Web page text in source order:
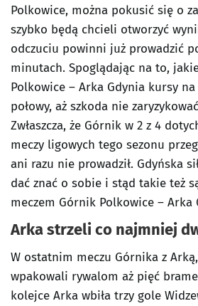
Polkowice, można pokusić się o
szybko będą chcieli otworzyć
odczuciu powinni już prowadzić
minutach. Spoglądając na to,
Polkowice – Arka Gdynia kursy
połowy, aż szkoda nie
Zwłaszcza, że Górnik w 2 z 4
meczy ligowych tego sezonu
ani razu nie prowadził. Gdyńska
dać znać o sobie i stąd takie też
meczem Górnik Polkowice – Arka
Arka strzeli co najmniej
W ostatnim meczu Górnika z
wpakowali rywalom aż pięć
kolejce Arka wbiła trzy gole